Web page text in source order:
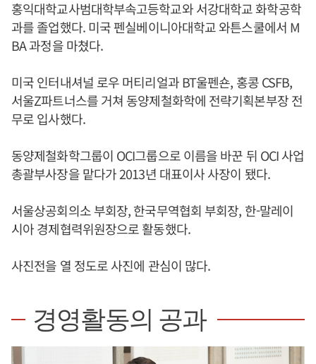
홍익대학교사범대학부속고등학교와 서강대학교 화학공학
과를 졸업했다. 미국 펜실베이니아대학교 와튼스쿨에서 M
BA 과정을 마쳤다.
미국 인터내셔널 로우 머티리얼과 BT울펜숀, 홍콩 CSFB,
서울Z파트너스를 거쳐 동양제철화학에 전략기획본부장 전
무로 입사했다.
동양제철화학그룹이 OCI그룹으로 이름을 바꾼 뒤 OCI 사업
총괄부사장을 맡다가 2013년 대표이사 사장이 됐다.
서울상공회의소 부회장, 한국무역협회 부회장, 한-말레이
시아 경제협력위원장으로 활동했다.
사진전을 열 정도로 사진에 관심이 많다.
경영활동의 공과